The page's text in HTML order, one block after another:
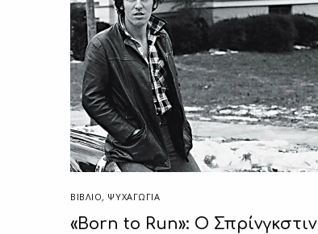
ΒΙΒΛΊΟ, ΨΥΧΑΓΩΓΙΑ
«Born to Run»: Ο Σπρίνγκστιν